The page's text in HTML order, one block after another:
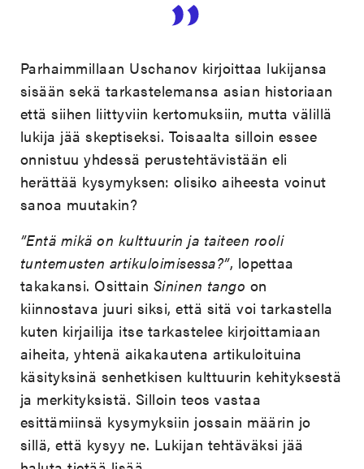
Parhaimmillaan Uschanov kirjoittaa lukijansa
sisään sekä tarkastelemansa asian historiaan
että siihen liittyviin kertomuksiin, mutta välillä
lukija jää skeptiseksi. Toisaalta silloin essee
onnistuu yhdessä perustehtävistään eli
herättää kysymyksen: olisiko aiheesta voinut
sanoa muutakin?
”Entä mikä on kulttuurin ja taiteen rooli
tuntemusten artikuloimisessa?”, lopettaa
takakansi. Osittain Sininen tango on
kiinnostava juuri siksi, että sitä voi tarkastella
kuten kirjailija itse tarkastelee kirjoittamiaan
aiheita, yhtenä aikakautena artikuloituina
käsityksinä senhetkisen kulttuurin kehityksestä
ja merkityksistä. Silloin teos vastaa
esittämiinsä kysymyksiin jossain määrin jo
sillä, että kysyy ne. Lukijan tehtäväksi jää